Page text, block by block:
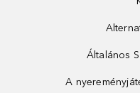
Általános
A